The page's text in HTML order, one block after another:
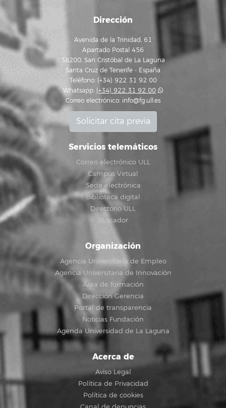
Dirección
Avenida de la Trinidad, 61
Apartado Postal 456
38200, San Cristóbal de La Laguna
Santa Cruz de Tenerife - España
Teléfono: (+34) 922 31 92 00
Whatsapp: (+34) 922 31 92 00
Correo electrónico: info@fg.ull.es
Solicitar cita previa
Servicios telemáticos
Correo electrónico ULL
Campus Virtual
Sede electrónica
Biblioteca digital
Directorio ULL
Buscador
Organización
Agencia Universitaria de Empleo
Agencia Universitaria de Innovación
Área de formación
Dirección Gerencia
Portal de transparencia
Noticias Fundación
Agenda Universidad de La Laguna
Acerca de
Aviso Legal
Política de Privacidad
Política de cookies